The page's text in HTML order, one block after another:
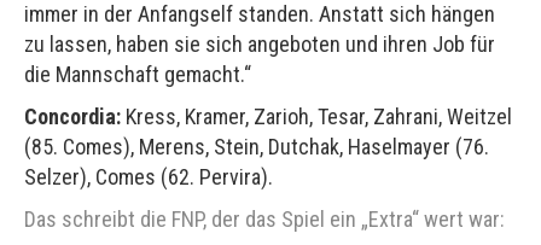
immer in der Anfangself standen. Anstatt sich hängen
zu lassen, haben sie sich angeboten und ihren Job für
die Mannschaft gemacht.“
Concordia: Kress, Kramer, Zarioh, Tesar, Zahrani, Weitzel
(85. Comes), Merens, Stein, Dutchak, Haselmayer (76.
Selzer), Comes (62. Pervira).
Das schreibt die FNP, der das Spiel ein „Extra“ wert war: